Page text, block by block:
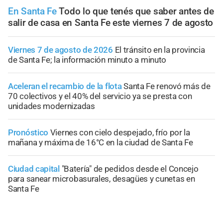
En Santa FeTodo lo que tenés que saber antes de
salir de casa en Santa Fe este viernes 7 de agosto
Viernes 7 de agosto de 2026 El tránsito en la provincia
de Santa Fe; la información minuto a minuto
Aceleran el recambio de la flotaSanta Fe renovó más de
70 colectivos y el 40% del servicio ya se presta con
unidades modernizadas
Pronóstico Viernes con cielo despejado, frío por la
mañana y máxima de 16°C en la ciudad de Santa Fe
Ciudad capital "Batería" de pedidos desde el Concejo
para sanear microbasurales, desagües y cunetas en
Santa Fe